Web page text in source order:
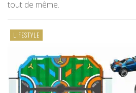
tout de même.
LIFESTYLE